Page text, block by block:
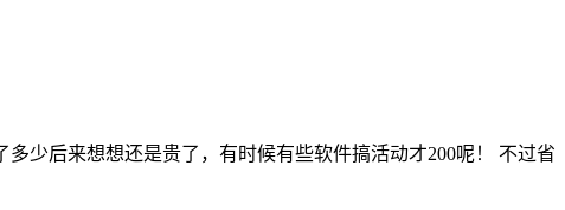
少后来想想还是贵了，有时候有些软件搞活动才200呢！ 不过省